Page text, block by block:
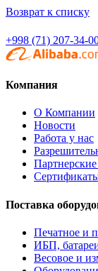
Возврат к списку
+998 (71) 207-34-
Компания
О Компании
Новости
Работа у нас
Поставка
Печатное и
ИБП,
Весовое и